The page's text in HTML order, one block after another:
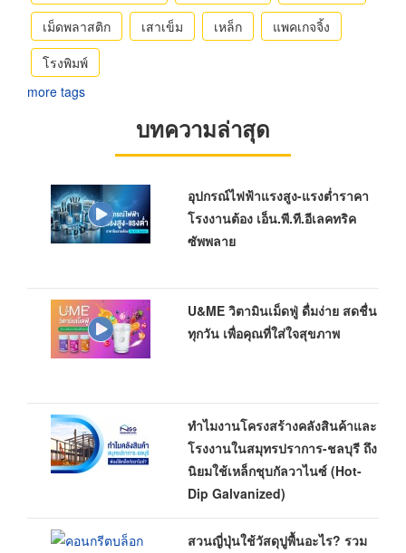
เม็ดพลาสติก
เสาเข็ม เหล็ก
แพคเกจจิ้ง
โรงพิมพ์
more tags
บทความล่าสุด
อุปกรณ์ไฟฟ้าแรงสูง-แรงต่ำราคา
โรงงานต้อง เอ็น.พี.ที.อีเลคทริค
ซัพพลาย
U&ME วิตามินเม็ดฟู่ ดื่มง่าย สดชื่น
ทุกวัน เพื่อคุณที่ใส่ใจสุขภาพ
ทำไมงานโครงสร้างคลังสินค้าและ
โรงงานในสมุทรปราการ-ชลบุรี ถึง
นิยมใช้เหล็กชุบกัลวาไนซ์ (Hot-
Dip Galvanized)
สวนญี่ปุ่นใช้วัสดุปูพื้นอะไร? รวม